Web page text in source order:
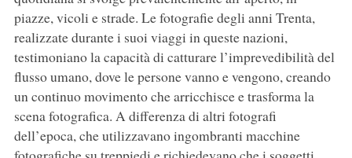
piazze, vicoli e strade. Le fotografie degli anni Trenta,
realizzate durante i suoi viaggi in queste nazioni,
testimoniano la capacità di catturare l’imprevedibilità del
flusso umano, dove le persone vanno e vengono, creando
un continuo movimento che arricchisce e trasforma la
scena fotografica. A differenza di altri fotografi
dell’epoca, che utilizzavano ingombranti macchine